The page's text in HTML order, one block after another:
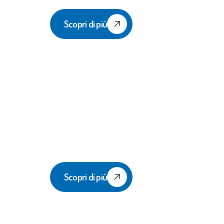
Scopri di più
Scopri di più